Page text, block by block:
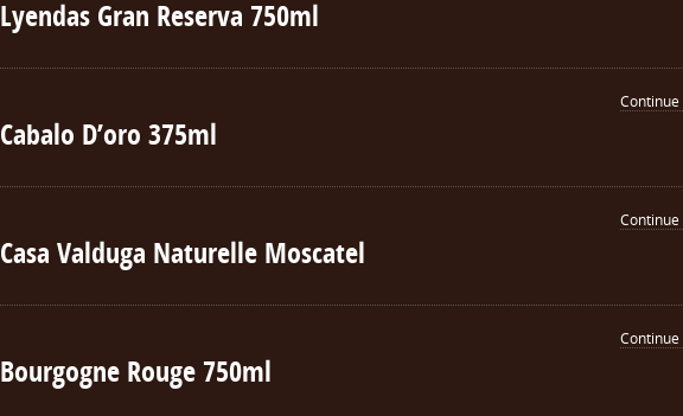
Lyendas Gran Reserva 750ml
Continue
Cabalo D’oro 375ml
Continue
Casa Valduga Naturelle Moscatel
Continue
Bourgogne Rouge 750ml